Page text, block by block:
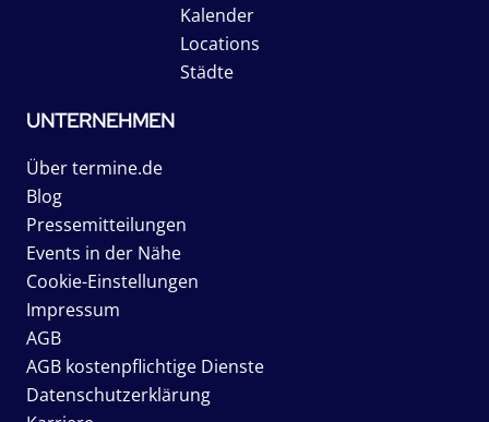
Kalender
Locations
Städte
UNTERNEHMEN
Über termine.de
Blog
Pressemitteilungen
Events in der Nähe
Cookie-Einstellungen
Impressum
AGB
AGB kostenpflichtige Dienste
Datenschutzerklärung